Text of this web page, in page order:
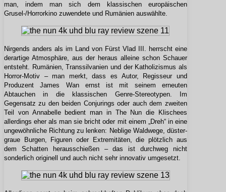
man, indem man sich dem klassischen europäischen
Grusel-/Horrorkino zuwendete und Rumänien auswählte.
Nirgends anders als im Land von Fürst Vlad III. herrscht eine
derartige Atmosphäre, aus der heraus alleine schon Schauer
entsteht. Rumänien, Transsilvanien und der Katholizismus als
Horror-Motiv – man merkt, dass es Autor, Regisseur und
Produzent James Wan ernst ist mit seinem erneuten
Abtauchen in die klassischen Genre-Stereotypen. Im
Gegensatz zu den beiden Conjurings oder auch dem zweiten
Teil von Annabelle bedient man in The Nun die Klischees
allerdings eher als man sie bricht oder mit einem „Dreh“ in eine
ungewöhnliche Richtung zu lenken: Neblige Waldwege, düster-
graue Burgen, Figuren oder Extremitäten, die plötzlich aus
dem Schatten herausschießen – das ist durchweg nicht
sonderlich originell und auch nicht sehr innovativ umgesetzt.